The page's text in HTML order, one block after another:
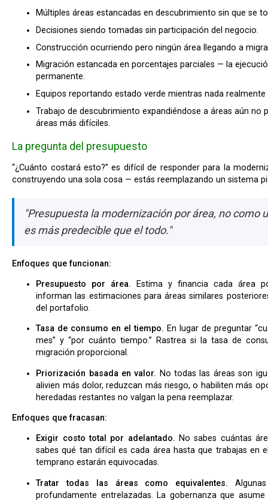
Múltiples áreas estancadas en descubrimiento sin que se
Decisiones siendo tomadas sin participación del negocio.
Construcción ocurriendo pero ningún área llegando a
Migración estancada en porcentajes parciales — la
permanente.
Equipos reportando estado verde mientras nada
Trabajo de descubrimiento expandiéndose a áreas aún no
áreas más difíciles.
La pregunta del presupuesto
“¿Cuánto costará esto?” es difícil de responder para la modernización strangler fig porque no estás
construyendo una sola cosa — estás reemplazando un sistema
"Presupuesta la modernización por área, no como
es más predecible que el todo."
Enfoques que funcionan:
Presupuesto por área. Estima y financia cada área
informan las estimaciones para áreas similares
del portafolio.
Tasa de consumo en el tiempo. En lugar de preguntar
mes” y “por cuánto tiempo.” Rastrea si la tasa de
migración proporcional.
Priorización basada en valor. No todas las áreas son
alivien más dolor, reduzcan más riesgo, o habiliten más
heredadas restantes no valgan la pena reemplazar.
Enfoques que fracasan:
Exigir costo total por adelantado. No sabes cuántas
sabes qué tan difícil es cada área hasta que trabajas en
temprano estarán equivocadas.
Tratar todas las áreas como equivalentes.
profundamente entrelazadas. La gobernanza que